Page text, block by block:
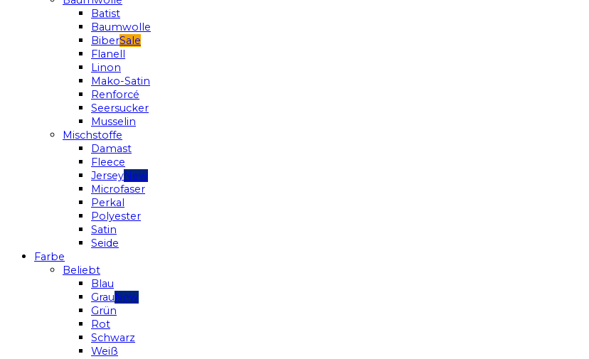
Batist
Baumwolle
Biber
Flanell
Linon
Mako-Satin
Renforcé
Seersucker
Musselin
Mischstoffe
Damast
Fleece
Jersey
Microfaser
Perkal
Polyester
Satin
Seide
Farbe
Beliebt
Blau
Grau
Grün
Rot
Schwarz
Weiß